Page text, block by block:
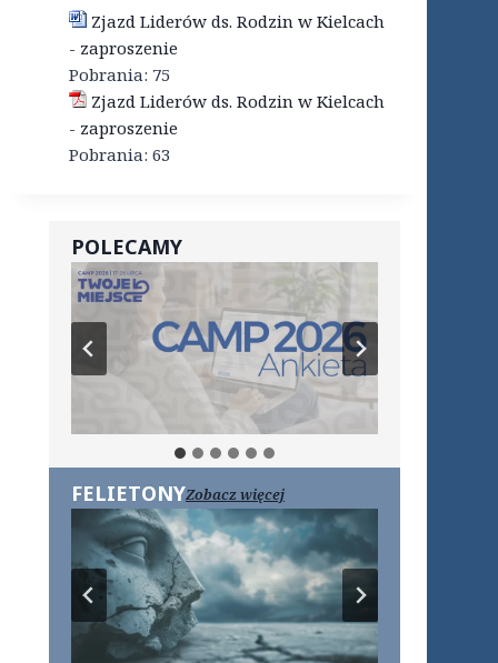
Zjazd Liderów ds. Rodzin w Kielcach
- zaproszenie
Pobrania: 75
Zjazd Liderów ds. Rodzin w Kielcach
- zaproszenie
Pobrania: 63
POLECAMY
FELIETONYZobacz więcej